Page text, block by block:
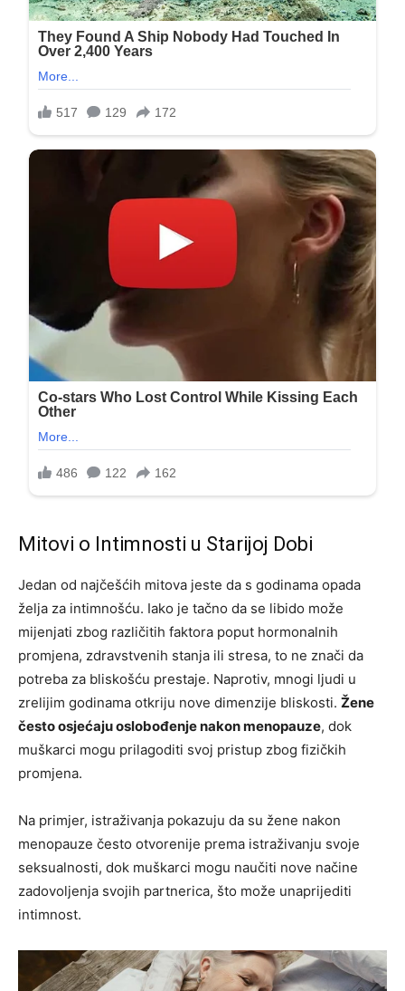
Mitovi o Intimnosti u Starijoj Dobi
Jedan od najčešćih mitova jeste da s godinama opada
želja za intimnošću. Iako je tačno da se libido može
mijenjati zbog različitih faktora poput hormonalnih
promjena, zdravstvenih stanja ili stresa, to ne znači da
potreba za bliskošću prestaje. Naprotiv, mnogi ljudi u
zrelijim godinama otkriju nove dimenzije bliskosti. Žene
često osjećaju oslobođenje nakon menopauze, dok
muškarci mogu prilagoditi svoj pristup zbog fizičkih
promjena.
Na primjer, istraživanja pokazuju da su žene nakon
menopauze često otvorenije prema istraživanju svoje
seksualnosti, dok muškarci mogu naučiti nove načine
zadovoljenja svojih partnerica, što može unaprijediti
intimnost.